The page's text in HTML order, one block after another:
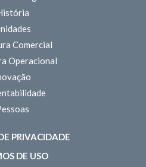
Comercial
Operacional
PRIVACIDADE
DE USO